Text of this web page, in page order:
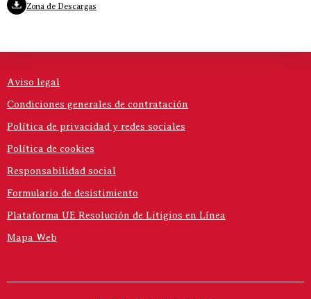
Zona de Descargas
Aviso legal
Condiciones generales de contratación
Política de privacidad y redes sociales
Política de cookies
Responsabilidad social
Formulario de desistimiento
Plataforma UE Resolución de Litigios en Línea
Mapa Web